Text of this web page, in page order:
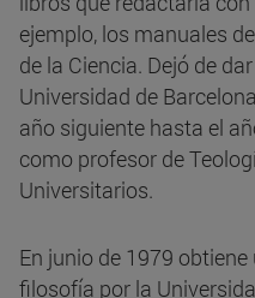
ejemplo, los manuales
de la Ciencia. Dejó de
Universidad de
año siguiente hasta el
como profesor de
Universitarios.
En junio de 1979
filosofía por la